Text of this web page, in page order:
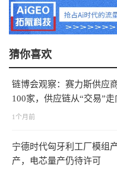
猜你喜欢
链博会观察：赛力斯供应
100家，供应链从“交易”走
1个月前
宁德时代匈牙利工厂模组
产，电芯量产仍待许可